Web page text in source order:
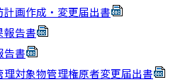
画作成・変更届出書
報告書
告書
対象物管理権原者変更届出書